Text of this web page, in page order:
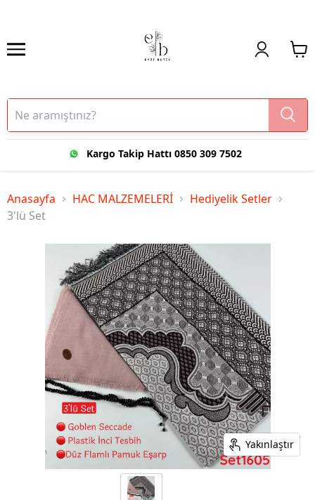
Kargo Takip Hattı 0850 309 7502
Anasayfa HAC MALZEMELERİ
Hediyelik Setler
3'lü Set
Yakınlaştır